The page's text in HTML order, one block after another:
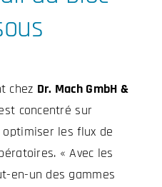
chez Dr. Mach GmbH &
concentré sur
les flux de
« Avec les
en-un des gammes